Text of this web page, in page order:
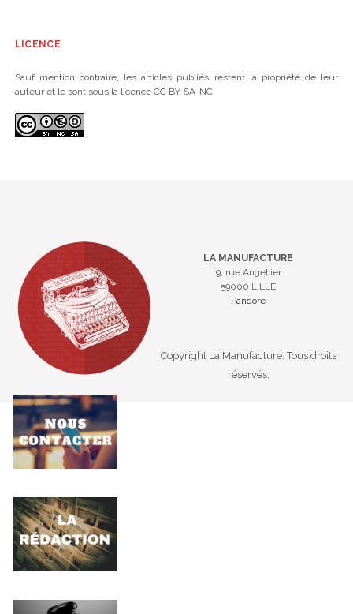
LICENCE
Sauf mention contraire, les articles publiés restent la propriété de leur
auteur et le sont sous la licence CC BY-SA-NC.
LA MANUFACTURE
9, rue Angellier
59000 LILLE
Pandore
Copyright La Manufacture. Tous droits
réservés.